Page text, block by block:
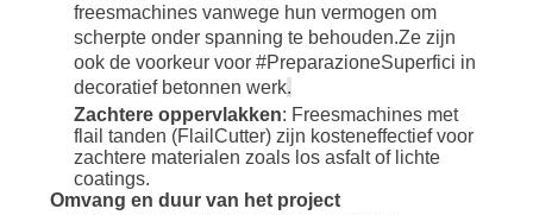
freesmachines vanwege hun vermogen om
scherpte onder spanning te behouden.Ze zijn
ook de voorkeur voor #PreparazioneSuperfici in
decoratief betonnen werk.
Zachtere oppervlakken: Freesmachines met
flail tanden (FlailCutter) zijn kosteneffectief voor
zachtere materialen zoals los asfalt of lichte
coatings.
Omvang en duur van het project